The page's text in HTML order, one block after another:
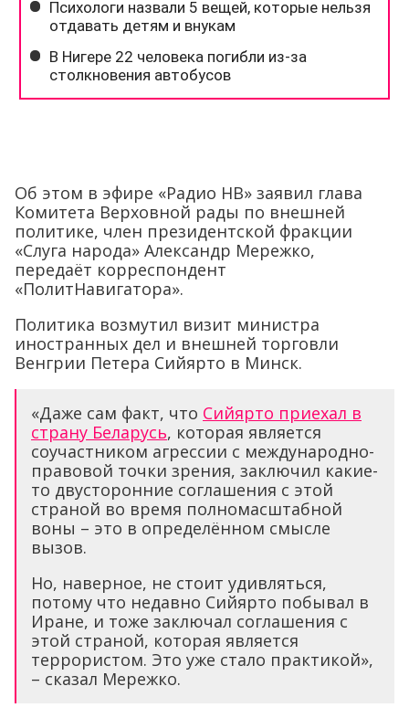
Об этом в эфире «Радио НВ» заявил глава
Комитета Верховной рады по внешней
политике, член президентской фракции
«Слуга народа» Александр Мережко,
передаёт корреспондент
«ПолитНавигатора».
Политика возмутил визит министра
иностранных дел и внешней торговли
Венгрии Петера Сийярто в Минск.
«Даже сам факт, что Сийярто приехал в
страну Беларусь, которая является
соучастником агрессии с международно-
правовой точки зрения, заключил какие-
то двусторонние соглашения с этой
страной во время полномасштабной
воны – это в определённом смысле
вызов.
Но, наверное, не стоит удивляться,
потому что недавно Сийярто побывал в
Иране, и тоже заключал соглашения с
этой страной, которая является
террористом. Это уже стало практикой»,
– сказал Мережко.